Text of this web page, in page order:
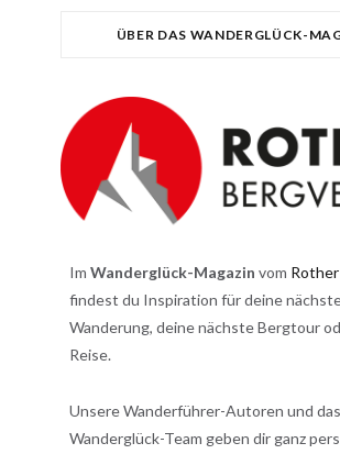
ÜBER DAS WANDERGLÜCK-
Im Wanderglück-Magazin vom
findest du Inspiration für deine
Wanderung, deine nächste Bergtour
Reise.
Unsere Wanderführer-Autoren und das
Wanderglück-Team geben dir ganz